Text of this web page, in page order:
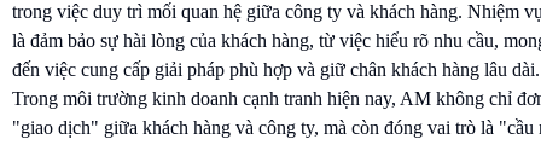
trong việc duy trì mối quan hệ giữa công ty và khách hàng. Nhiệm
là đảm bảo sự hài lòng của khách hàng, từ việc hiểu rõ nhu cầu,
đến việc cung cấp giải pháp phù hợp và giữ chân khách hàng lâu dài.
Trong môi trường kinh doanh cạnh tranh hiện nay, AM không chỉ
"giao dịch" giữa khách hàng và công ty, mà còn đóng vai trò là